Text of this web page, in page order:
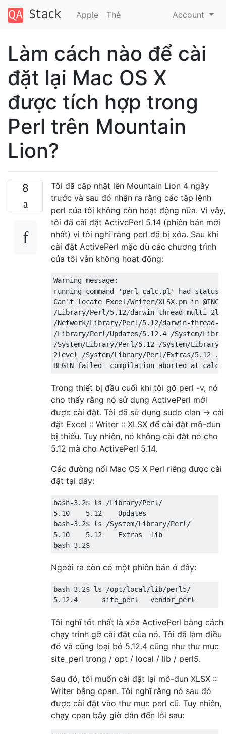
Apple Thẻ Account
Làm cách nào để cài
đặt lại Mac OS X
được tích hợp trong
Perl trên Mountain
Lion?
8
Tôi đã cập nhật lên Mountain Lion 4 ngày
trước và sau đó nhận ra rằng các tập lệnh
perl của tôi không còn hoạt động nữa. Vì vậy,
tôi đã cài đặt ActivePerl 5.14 (phiên bản mới
nhất) vì tôi nghĩ rằng perl đã bị xóa. Sau khi
cài đặt ActivePerl mặc dù các chương trình
của tôi vẫn không hoạt động:
Warning message:
running command
'perl calc.pl' had status
Can't locate Excel/Writer/XLSX.pm in
/Library/Perl/5.12/darwin-thread-multi-
/Network/Library/Perl/5.12/darwin-
/Library/Perl/Updates/5.12.4 /System/
/System/Library/Perl/5.12 /System/
2level /System/Library/Perl/Extras/5.12
BEGIN failed--compilation aborted at
Trong thiết bị đầu cuối khi tôi gõ perl -v, nó
cho thấy rằng nó sử dụng ActivePerl mới
được cài đặt. Tôi đã sử dụng sudo clan -> cài
đặt Excel :: Writer :: XLSX để cài đặt mô-đun
bị thiếu. Tuy nhiên, nó không cài đặt nó cho
5.12 mà cho ActivePerl 5.14.
Các đường nối Mac OS X Perl riêng được cài
đặt tại đây:
bash-3.2$ ls /Library/Perl /
5.10
5.12
Updates
bash-3.2$ ls /System/Library/Perl /
5.10
5.12 Extras
  lib
bash-3.2$
Ngoài ra còn có một phiên bản ở đây:
bash-3.2$ ls /opt/local /lib/perl5/
5.12 .4
      site_perl   vendor_perl
Tôi nghĩ tốt nhất là xóa ActivePerl bằng cách
chạy trình gỡ cài đặt của nó. Tôi đã làm điều
đó và cũng loại bỏ 5.12.4 cũng như thư mục
site_perl trong / opt / local / lib / perl5.
Sau đó, tôi muốn cài đặt lại mô-đun XLSX ::
Writer bằng cpan. Tôi nghĩ rằng nó sau đó
được cài đặt vào thư mục perl cũ. Tuy nhiên,
chạy cpan bây giờ dẫn đến lỗi sau: